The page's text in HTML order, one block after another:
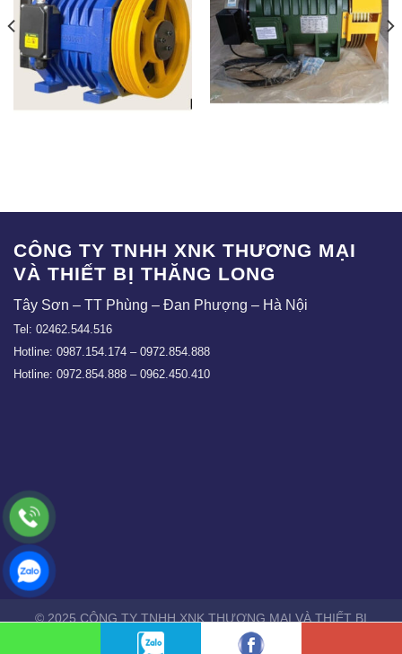
CÔNG TY TNHH XNK THƯƠNG MẠI
VÀ THIẾT BỊ THĂNG LONG
Tây Sơn – TT Phùng – Đan Phượng – Hà Nội
Tel: 02462.544.516
Hotline: 0987.154.174 – 0972.854.888
Hotline: 0972.854.888 – 0962.450.410
© 2025 CÔNG TY TNHH XNK THƯƠNG MẠI VÀ THIẾT BỊ
THĂNG LONG